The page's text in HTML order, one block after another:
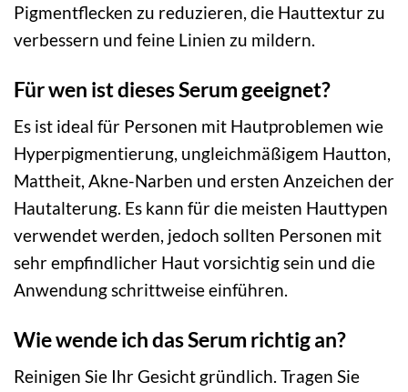
Pigmentflecken zu reduzieren, die Hauttextur zu
verbessern und feine Linien zu mildern.
Für wen ist dieses Serum geeignet?
Es ist ideal für Personen mit Hautproblemen wie
Hyperpigmentierung, ungleichmäßigem Hautton,
Mattheit, Akne-Narben und ersten Anzeichen der
Hautalterung. Es kann für die meisten Hauttypen
verwendet werden, jedoch sollten Personen mit
sehr empfindlicher Haut vorsichtig sein und die
Anwendung schrittweise einführen.
Wie wende ich das Serum richtig an?
Reinigen Sie Ihr Gesicht gründlich. Tragen Sie